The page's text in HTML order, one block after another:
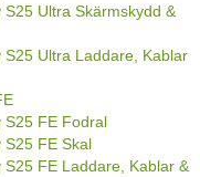
Ultra Skärmskydd &
S25 Ultra Laddare, Kablar
S25 FE Fodral
S25 FE Skal
S25 FE Laddare, Kablar &